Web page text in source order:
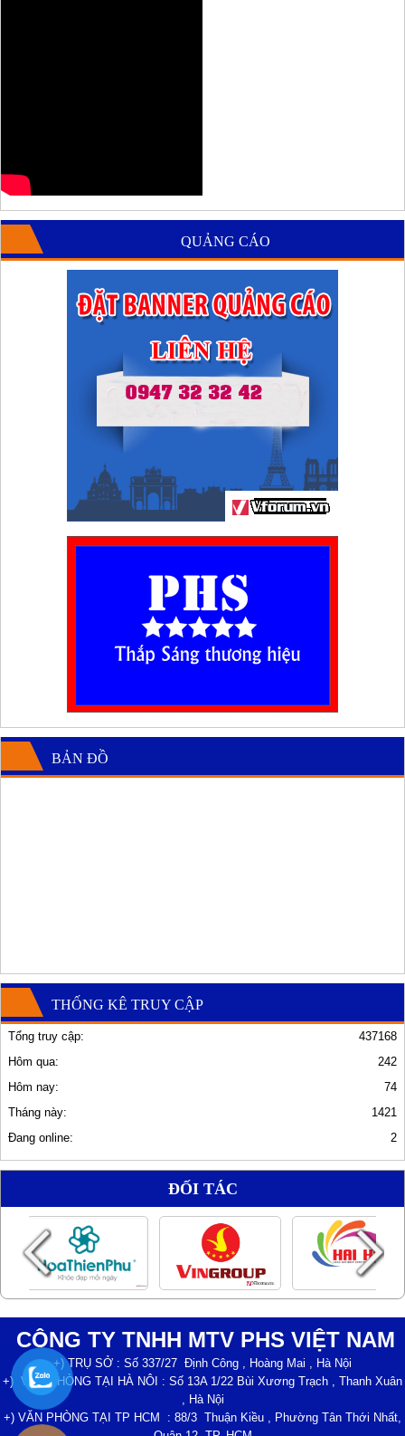
QUẢNG CÁO
BẢN ĐỒ
THỐNG KÊ TRUY CẬP
437168
Tổng truy cập:
242
Hôm qua:
74
Hôm nay:
1421
Tháng này:
2
Đang online:
ĐỐI TÁC
CÔNG TY TNHH MTV PHS VIỆT NAM
+) TRỤ SỞ : Số 337/27 Định Công , Hoàng Mai , Hà Nội
+) VĂN PHÒNG TẠI HÀ NÔI : Số 13A 1/22 Bùi Xương Trạch , Thanh Xuân
, Hà Nội
+) VĂN PHÒNG TẠI TP HCM : 88/3 Thuận Kiều , Phường Tân Thới Nhất,